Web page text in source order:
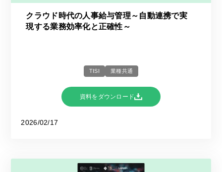
クラウド時代の人事給与管理～自動連携で実
現する業務効率化と正確性～
TISI 業種共通
資料をダウンロード
2026/02/17